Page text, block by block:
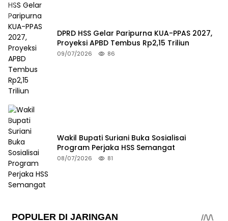
DPRD HSS Gelar Paripurna KUA-PPAS 2027,
Proyeksi APBD Tembus Rp2,15 Triliun
09/07/2026 86
Wakil Bupati Suriani Buka Sosialisai
Program Perjaka HSS Semangat
08/07/2026 81